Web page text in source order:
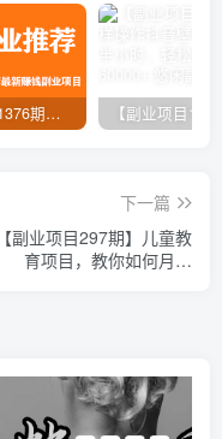
【副业项目1376期】龟课最新闲鱼项目玩法实战教程_全新升级月收益几千到几万
下一篇
【副业项目297期】儿童教
育项目，教你如何月入